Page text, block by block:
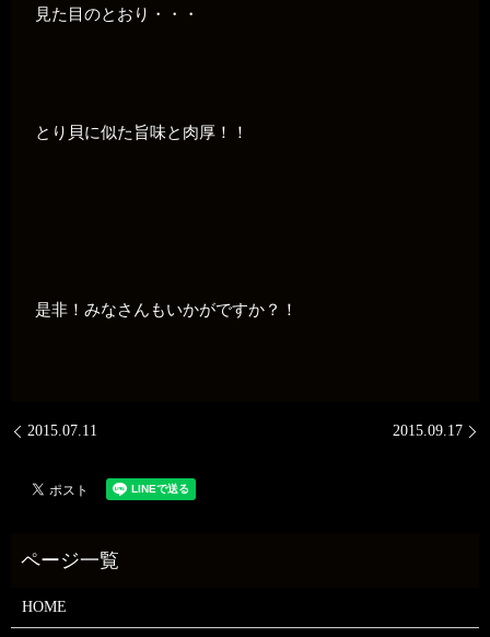
見た目のとおり・・・
とり貝に似た旨味と肉厚！！
是非！みなさんもいかがですか？！
2015.07.11 2015.09.17
HOME